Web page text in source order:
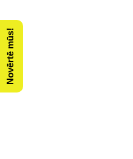
Novērtē mūs!